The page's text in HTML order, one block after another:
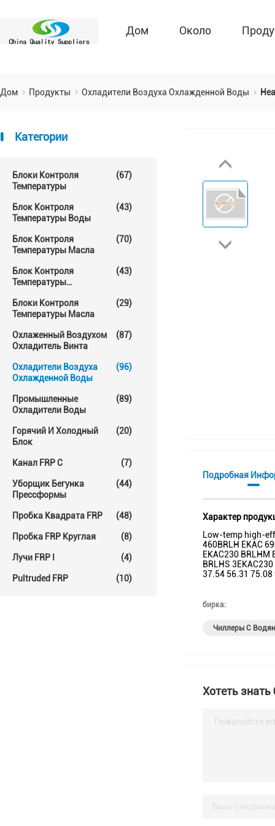
Дом Около
Дом Продукты Охладители Воздуха Охлажденной Воды
Категории
Блоки Контроля
Температуры
(67)
Блок Контроля
Температуры Воды
(43)
Блок Контроля
Температуры Масла
(70)
Блок Контроля
Температуры
(43)
Блоки Контроля
Температуры Масла
(29)
Охлаженный Воздухом
Охладитель Винта
(87)
Охладители Воздуха
Охлажденной Воды
(96)
Промышленные
Охладители Воды
(89)
Горячий И Холодный
Блок
(20)
Канал FRP C (7)
Уборщик Бегунка
Прессформы
(44)
Пробка Квадрата FRP (48)
Пробка FRP Круглая (8)
Лучи FRP I (4)
Pultruded FRP (10)
Подробная
Характер
Low-temp high-
460BRLH EKAC
EKAC230 BRLHM
BRLHS
37.54 56.31
бирка:
Чиллеры С
Хотеть
Пожалуйста